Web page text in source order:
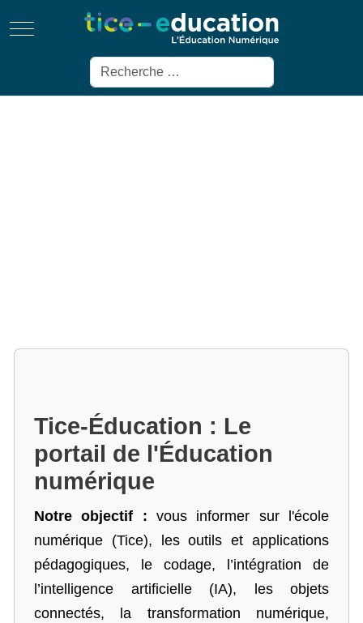
Mobile Menu Toggle
Rechercher
Tice-Éducation : Le
portail de l'Éducation
numérique
Notre objectif : vous informer sur l'école
numérique (Tice), les outils et applications
pédagogiques, le codage,
l’intégration de
l’intelligence artificielle (IA), les objets
connectés, la transformation numérique,